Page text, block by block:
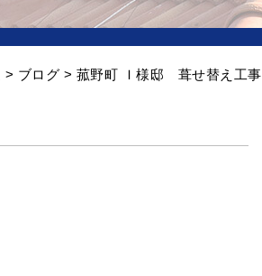
> ブログ > 菰野町 Ｉ様邸 葺せ替え工事